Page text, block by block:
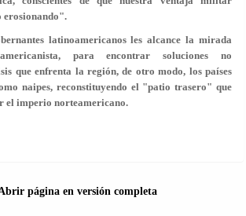
erosionando".
latinoamericanos les alcance la mirada
para encontrar soluciones no
que enfrenta la región, de otro modo, los países
naipes, reconstituyendo el "patio trasero" que
el imperio norteamericano.
página en versión completa